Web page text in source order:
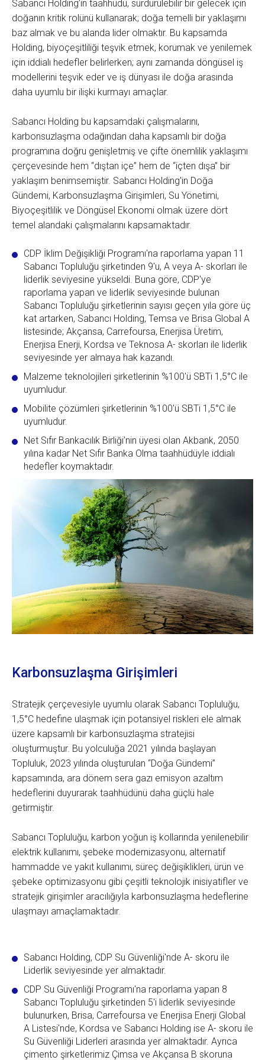
Sabancı Holding’in taahhüdü, sürdürülebilir bir gelecek için
doğanın kritik rolünü kullanarak; doğa temelli bir yaklaşımı
baz almak ve bu alanda lider olmaktır. Bu kapsamda
Holding, biyoçeşitliliği teşvik etmek, korumak ve yenilemek
için iddialı hedefler belirlerken; aynı zamanda döngüsel iş
modellerini teşvik eder ve iş dünyası ile doğa arasında
daha uyumlu bir ilişki kurmayı amaçlar.
Sabancı Holding bu kapsamdaki çalışmalarını,
karbonsuzlaşma odağından daha kapsamlı bir doğa
programına doğru genişletmiş ve çifte önemlilik yaklaşımı
çerçevesinde hem “dıştan içe” hem de “içten dışa” bir
yaklaşım benimsemiştir. Sabancı Holding'in Doğa
Gündemi, Karbonsuzlaşma Girişimleri, Su Yönetimi,
Biyoçeşitlilik ve Döngüsel Ekonomi olmak üzere dört
temel alandaki çalışmalarını kapsamaktadır.
Karbonsuzlaşma Girişimleri
Stratejik çerçevesiyle uyumlu olarak Sabancı Topluluğu,
1,5°C hedefine ulaşmak için potansiyel riskleri ele almak
üzere kapsamlı bir karbonsuzlaşma stratejisi
oluşturmuştur. Bu yolculuğa 2021 yılında başlayan
Topluluk, 2023 yılında oluşturulan “Doğa Gündemi”
kapsamında, ara dönem sera gazı emisyon azaltım
hedeflerini duyurarak taahhüdünü daha güçlü hale
getirmiştir.
Sabancı Topluluğu, karbon yoğun iş kollarında yenilenebilir
elektrik kullanımı, şebeke modernizasyonu, alternatif
hammadde ve yakıt kullanımı, süreç değişiklikleri, ürün ve
şebeke optimizasyonu gibi çeşitli teknolojik inisiyatifler ve
stratejik girişimler aracılığıyla karbonsuzlaşma hedeflerine
ulaşmayı amaçlamaktadır.
CDP İklim Değişikliği Programı'na raporlama yapan 11
Sabancı Topluluğu şirketinden 9'u, A veya A- skorları ile
liderlik seviyesine yükseldi. Buna göre, CDP'ye
raporlama yapan ve liderlik seviyesinde bulunan
Sabancı Topluluğu şirketlerinin sayısı geçen yıla göre üç
kat artarken, Sabancı Holding, Temsa ve Brisa Global A
listesinde; Akçansa, Carrefoursa, Enerjisa Üretim,
Enerjisa Enerji, Kordsa ve Teknosa A- skorları ile liderlik
seviyesinde yer almaya hak kazandı.
Malzeme teknolojileri şirketlerinin %100'ü SBTi 1,5°C ile
uyumludur.
Mobilite çözümleri şirketlerinin %100'ü SBTi 1,5°C ile
uyumludur.
Net Sıfır Bankacılık Birliği’nin üyesi olan Akbank, 2050
yılına kadar Net Sıfır Banka Olma taahhüdüyle iddialı
hedefler koymaktadır.
Sabancı Holding, CDP Su Güvenliği'nde A- skoru ile
Liderlik seviyesinde yer almaktadır.
CDP Su Güvenliği Programı'na raporlama yapan 8
Sabancı Topluluğu şirketinden 5'i liderlik seviyesinde
bulunurken, Brisa, Carrefoursa ve Enerjisa Enerji Global
A Listesi'nde, Kordsa ve Sabancı Holding ise A- skoru ile
Su Güvenliği Liderleri arasında yer almaktadır. Ayrıca
çimento şirketlerimiz Çimsa ve Akçansa B skoruna